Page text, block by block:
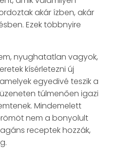
akár ízben, akár
Ezek többnyire
nyughatatlan vagyok,
kísérletezni új
egyedivé teszik a
túlmenően igazi
Mindemelett
nem a bonyolult
receptek hozzák,